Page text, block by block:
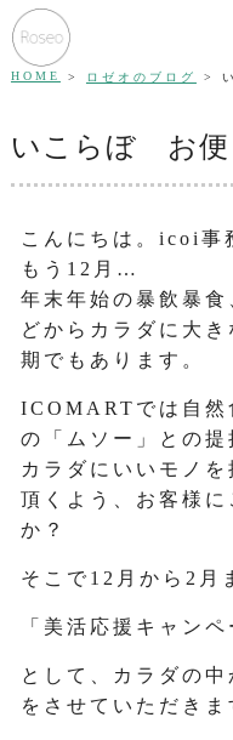
HOME ロゼオのブログ
いこらぼ お便
こんにちは。icoi事
もう12月…
年末年始の暴飲暴
どからカラダに大
期でもあります。
ICOMARTでは自然
の「ムソー」との提
カラダにいいモノ
頂くよう、お客様
か？
そこで12月から2月
「美活応援キャンペ
として、カラダの
をさせていただきま